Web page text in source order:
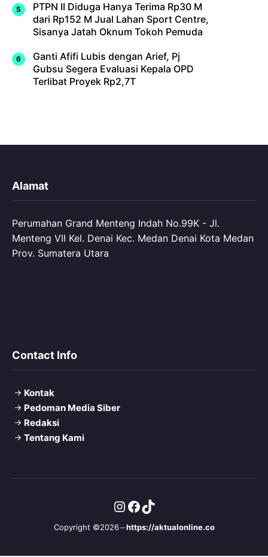
PTPN II Diduga Hanya Terima Rp30 M
dari Rp152 M Jual Lahan Sport Centre,
Sisanya Jatah Oknum Tokoh Pemuda
Ganti Afifi Lubis dengan Arief, Pj
Gubsu Segera Evaluasi Kepala OPD
Terlibat Proyek Rp2,7T
Alamat
Perumahan Grand Menteng Indah No.99K - Jl.
Menteng VII Kel. Denai Kec. Medan Denai Kota Medan
Prov. Sumatera Utara
Contact Info
Kontak
Pedoman Media Siber
Redaksi
Tentang Kami
Copyright ©2026 https://aktualonline.co
Instagram
Facebook
TikTok